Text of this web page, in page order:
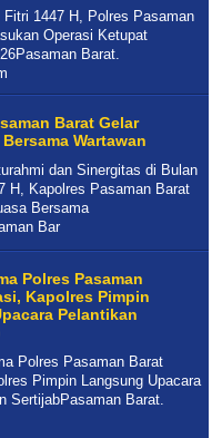
1447 H, Polres Pasaman
Operasi Ketupat
Barat.
Barat Gelar
Wartawan
dan Sinergitas di Bulan
H, Kapolres Pasaman Barat
Bersama
Bar
Polres Pasaman
Kapolres Pimpin
Pelantikan
Polres Pasaman Barat
Pimpin Langsung Upacara
SertijabPasaman Barat.